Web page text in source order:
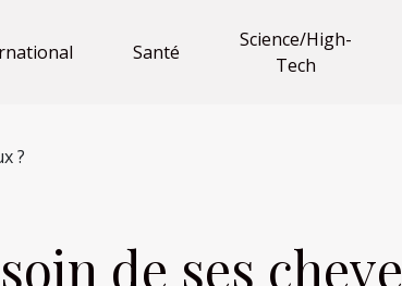
Santé
Science/High-
Tech
?
de ses